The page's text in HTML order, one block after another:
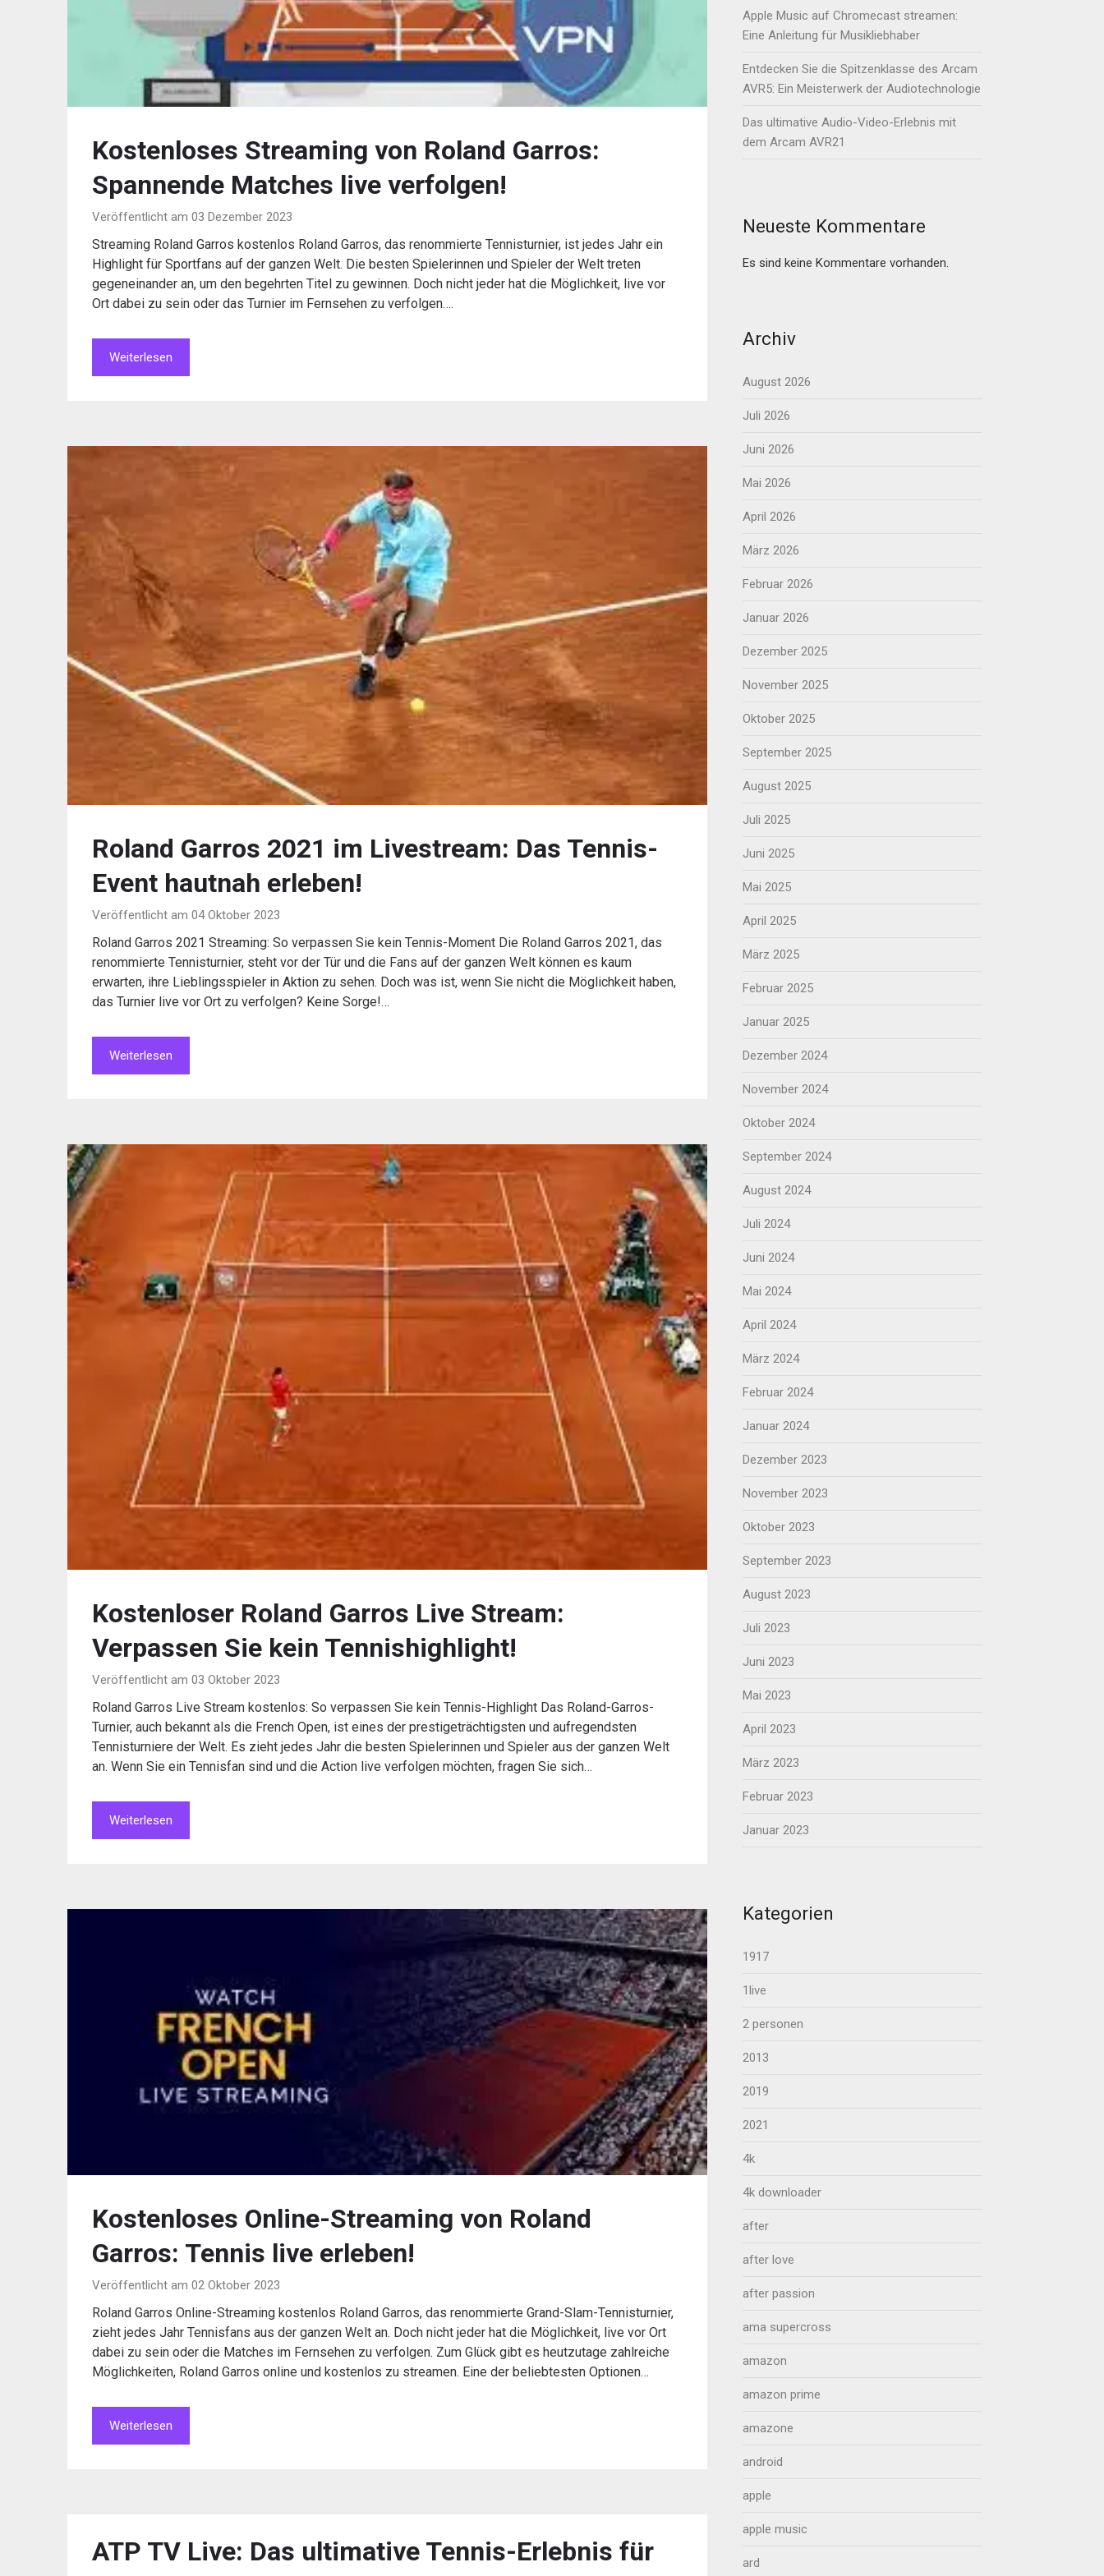
Kostenloses Streaming von Roland Garros:
Spannende Matches live verfolgen!
Veröffentlicht am 03 Dezember 2023
Streaming Roland Garros kostenlos Roland Garros, das renommierte Tennisturnier, ist jedes Jahr ein
Highlight für Sportfans auf der ganzen Welt. Die besten Spielerinnen und Spieler der Welt treten
gegeneinander an, um den begehrten Titel zu gewinnen. Doch nicht jeder hat die Möglichkeit, live vor
Ort dabei zu sein oder das Turnier im Fernsehen zu verfolgen….
Weiterlesen
Roland Garros 2021 im Livestream: Das Tennis-
Event hautnah erleben!
Veröffentlicht am 04 Oktober 2023
Roland Garros 2021 Streaming: So verpassen Sie kein Tennis-Moment Die Roland Garros 2021, das
renommierte Tennisturnier, steht vor der Tür und die Fans auf der ganzen Welt können es kaum
erwarten, ihre Lieblingsspieler in Aktion zu sehen. Doch was ist, wenn Sie nicht die Möglichkeit haben,
das Turnier live vor Ort zu verfolgen? Keine Sorge!…
Weiterlesen
Kostenloser Roland Garros Live Stream:
Verpassen Sie kein Tennishighlight!
Veröffentlicht am 03 Oktober 2023
Roland Garros Live Stream kostenlos: So verpassen Sie kein Tennis-Highlight Das Roland-Garros-
Turnier, auch bekannt als die French Open, ist eines der prestigeträchtigsten und aufregendsten
Tennisturniere der Welt. Es zieht jedes Jahr die besten Spielerinnen und Spieler aus der ganzen Welt
an. Wenn Sie ein Tennisfan sind und die Action live verfolgen möchten, fragen Sie sich…
Weiterlesen
Kostenloses Online-Streaming von Roland
Garros: Tennis live erleben!
Veröffentlicht am 02 Oktober 2023
Roland Garros Online-Streaming kostenlos Roland Garros, das renommierte Grand-Slam-Tennisturnier,
zieht jedes Jahr Tennisfans aus der ganzen Welt an. Doch nicht jeder hat die Möglichkeit, live vor Ort
dabei zu sein oder die Matches im Fernsehen zu verfolgen. Zum Glück gibt es heutzutage zahlreiche
Möglichkeiten, Roland Garros online und kostenlos zu streamen. Eine der beliebtesten Optionen…
Weiterlesen
ATP TV Live: Das ultimative Tennis-Erlebnis für
Apple Music auf Chromecast streamen:
Eine Anleitung für Musikliebhaber
Entdecken Sie die Spitzenklasse des Arcam
AVR5: Ein Meisterwerk der Audiotechnologie
Das ultimative Audio-Video-Erlebnis mit
dem Arcam AVR21
Neueste Kommentare
Es sind keine Kommentare vorhanden.
Archiv
August 2026
Juli 2026
Juni 2026
Mai 2026
April 2026
März 2026
Februar 2026
Januar 2026
Dezember 2025
November 2025
Oktober 2025
September 2025
August 2025
Juli 2025
Juni 2025
Mai 2025
April 2025
März 2025
Februar 2025
Januar 2025
Dezember 2024
November 2024
Oktober 2024
September 2024
August 2024
Juli 2024
Juni 2024
Mai 2024
April 2024
März 2024
Februar 2024
Januar 2024
Dezember 2023
November 2023
Oktober 2023
September 2023
August 2023
Juli 2023
Juni 2023
Mai 2023
April 2023
März 2023
Februar 2023
Januar 2023
Kategorien
1917
1live
2 personen
2013
2019
2021
4k
4k downloader
after
after love
after passion
ama supercross
amazon
amazon prime
amazone
android
apple
apple music
ard